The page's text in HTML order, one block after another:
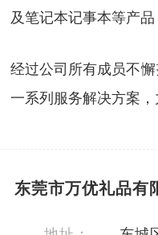
及笔记本记事本等产
经过公司所有成员不
一系列服务解决方案
东莞市万优礼品有